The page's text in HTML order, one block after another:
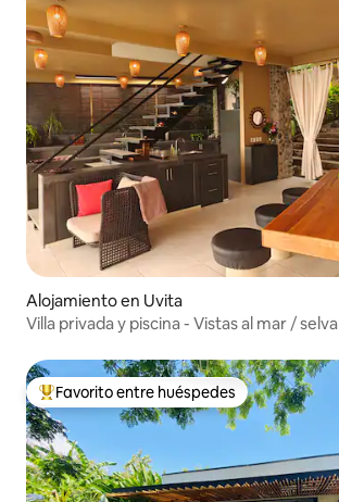
Alojamiento en Uvita
Villa privada y piscina - Vistas al mar / selva
Favorito entre huéspedes preferido
Favorito entre huéspedes